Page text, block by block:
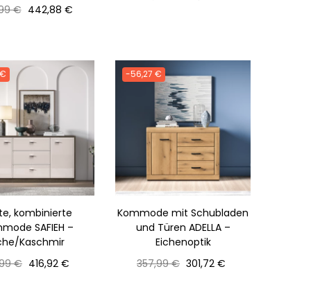
€ Preis
442,88 €
kombinierte
SAFIEH –
Kaschmir
€ Preis
416,92 €
-56,27 €
Kommode mit Schubladen
und Türen ADELLA –
Eichenoptik
Normaler
357,99 € Preis
301,72 €